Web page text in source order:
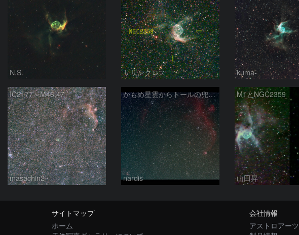
N.S. サザンクロス kuma-
IC2177～M46,47
masachin2
かもめ星雲からトールの兜星雲 2026/02/14
nardis
M1とNGC2359
山田昇
サイトマップ
ホーム
会社情報
アストロアーツ